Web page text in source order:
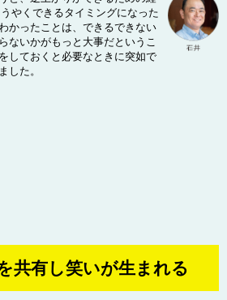
やくできるタイミングになった
かったことは、できるできない
ないかがもっと大事だというこ
しておくと必要なときに突如で
した。
共有し笑いが生まれる